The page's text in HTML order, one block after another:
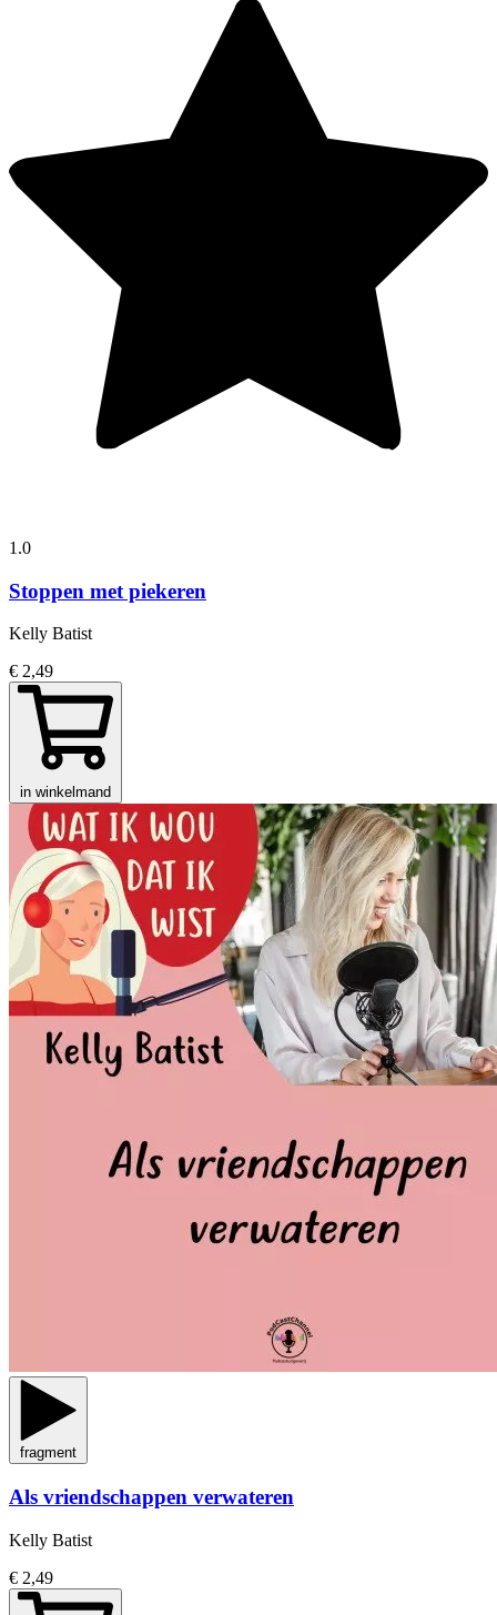
1.0
Stoppen met piekeren
Kelly Batist
€ 2,49
in winkelmand
fragment
Als vriendschappen verwateren
Kelly Batist
€ 2,49